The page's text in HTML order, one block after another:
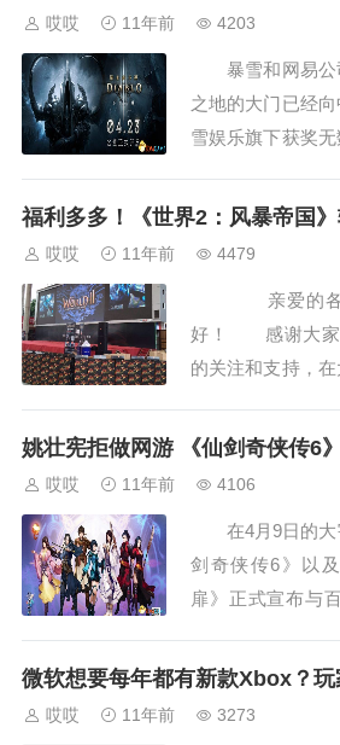
哎哎 11年前 4203
暴雪和网易公
之地的大门已经
雪娱乐旗下获奖
已正式在中国开启
福利多多！《世界2：风暴帝国
哎哎 11年前 4479
亲爱的各
好！ 感谢大家
的关注和支持，
ore，并在短短一
姚壮宪拒做网游 《仙剑奇侠传6
哎哎 11年前 4106
在4月9日的大
剑奇侠传6》以
扉》正式宣布与
新品发布会上我们
微软想要每年都有新款Xbox？
哎哎 11年前 3273